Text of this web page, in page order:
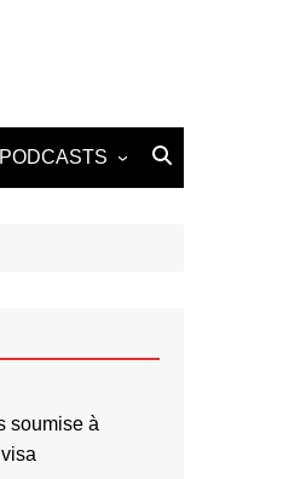
PODCASTS
soumise à
visa